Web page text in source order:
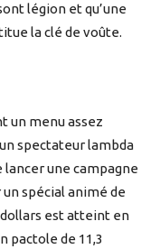
légion et qu’une
la clé de voûte.
un menu assez
spectateur lambda
lancer une campagne
spécial animé de
dollars est atteint en
pactole de 11,3